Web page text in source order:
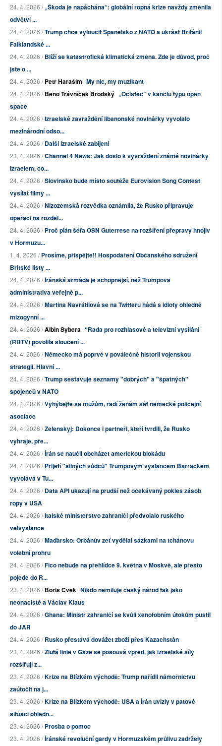
24. 4. 2026 /„Škoda je napáchána“: globální ropná krize navždy změnila
odvětví ...
24. 4. 2026 /Trump chce vyloučit Španělsko z NATO a ukrást Británii
Falklandské ...
24. 4. 2026 /Blíží se katastrofická klimatická změna. Zde je důvod, proč
jste o ...
24. 4. 2026 /Petr Haraším My nic, my muzikant
24. 4. 2026 /Beno Trávníček Brodský „Očistec“ v kanclu typu open
space
24. 4. 2026 /Izraelské zavraždění libanonské novinářky vyvolalo
mezinárodní odso...
24. 4. 2026 /Další izraelské zabíjení
23. 4. 2026 /Channel 4 News: Jak došlo k vyvraždění známé novinářky
Izraelem, co...
24. 4. 2026 /Slovinsko bude místo soutěže Eurovision Song Contest
vysílat filmy ...
24. 4. 2026 /Nizozemská rozvědka oznámila, že Rusko připravuje
operaci na rozděl...
24. 4. 2026 /Proč plán šéfa OSN Guterrese na rozšíření přepravy hnojiv
v Hormuzu...
1. 4. 2026 /Prosíme, přispějte!! Hospodaření Občanského sdružení
Britské listy ...
24. 4. 2026 /Íránská armáda je schopnější, než Trumpova
administrativa veřejně p...
24. 4. 2026 /Martina Navrátilová se na Twitteru hádá s idioty ohledně
mizogynní ...
24. 4. 2026 /Albín Sybera “Rada pro rozhlasové a televizní vysílání
(RRTV) povolila sloučení ...
24. 4. 2026 /Německo má poprvé v poválečné historii vojenskou
strategii. Hlavní ...
24. 4. 2026 /Trump sestavuje seznamy "dobrých" a "špatných"
spojenců v NATO
24. 4. 2026 /Vyhýbejte se mužům, radí ženám šéf německé policejní
asociace
24. 4. 2026 /Zelenskyj: Dokonce i partneři, kteří tvrdili, že Rusko
vyhraje, pře...
24. 4. 2026 /Írán se naučil obcházet americkou blokádu
24. 4. 2026 /Přijetí "silných vůdců" Trumpovým vyslancem Barrackem
vyvolává v Tu...
24. 4. 2026 /Data API ukazují na prudší než očekávaný pokles zásob
ropy v USA
24. 4. 2026 /Italské ministerstvo zahraničí předvolalo ruského
velvyslance
24. 4. 2026 /Maďarsko: Orbánův zeť vydělal sázkami na tchánovu
volební prohru
24. 4. 2026 /Fico nebude na přehlídce 9. května v Moskvě, ale přesto
pojede do R...
23. 4. 2026 /Boris Cvek Nikdo nemiluje český národ tak jako
neonacisté a Václav Klaus
24. 4. 2026 /Ghana: Ministr zahraničí se kvůli xenofobním útokům pustil
do JAR
24. 4. 2026 /Rusko přestává dovážet zboží přes Kazachstán
23. 4. 2026 /Žlutá linie v Gaze se posouvá vpřed, jak izraelské síly
rozšiřují z...
23. 4. 2026 /Krize na Blízkém východě: Trump nařídil námořnictvu
zaútočit na j...
23. 4. 2026 /Krize na Blízkém východě: USA a Írán uvízly v patové
situaci ohledn...
23. 4. 2026 /Prosba o pomoc
23. 4. 2026 /Íránské revoluční gardy v Hormuzském průlivu zadržely